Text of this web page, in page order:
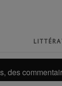
des